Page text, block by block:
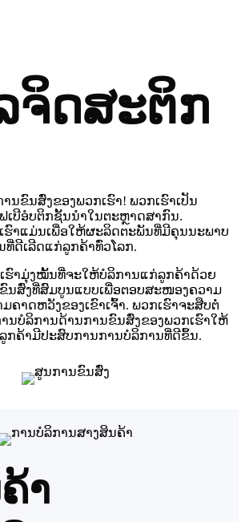
ຈິດສະຕິກ
ນຂົນສົ່ງຂອງພວກເຮົາ! ພວກເຮົາເປັນ
ເບີອໍບຕິກຊັ້ນນໍາໃນຕະຫຼາດສາກົນ.
ຮົາແມ່ນເພື່ອໃຫ້ຜະລິດຕະພັນທີ່ມີຄຸນນະພາບ
ດີເລີດແກ່ລູກຄ້າທົ່ວໂລກ.
ຮົາມຸ່ງໝັ້ນທີ່ຈະໃຫ້ບໍລິການແກ່ລູກຄ້າດ້ວຍ
ນສົ່ງທີ່ສົມບູນແບບເພື່ອຕອບສະໜອງຄວາມ
ຄາດຫວັງຂອງເຂົາເຈົ້າ. ພວກເຮົາຈະສືບຕໍ່
ານບໍລິການດ້ານການຂົນສົ່ງຂອງພວກເຮົາໃຫ້
ກຄ້າມີປະສົບການການບໍລິການທີ່ດີຂຶ້ນ.
າ